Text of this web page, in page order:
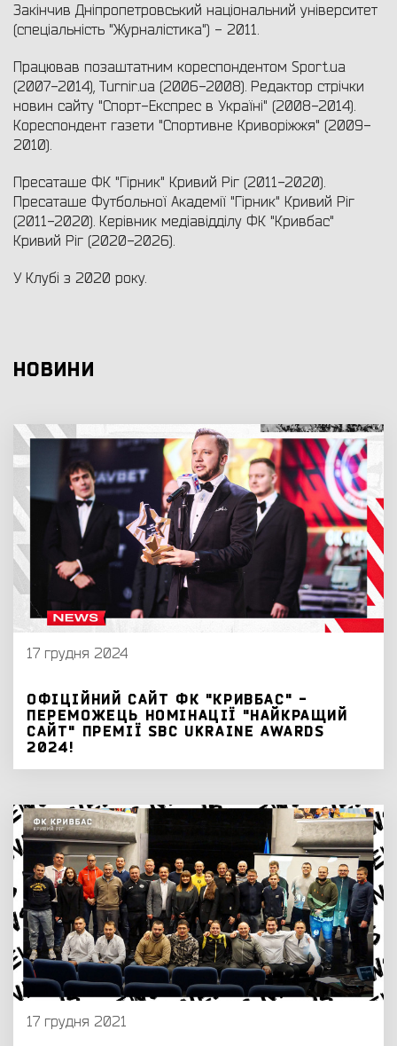
Закінчив Дніпропетровський національний університет
(спеціальність "Журналістика") - 2011.
Працював позаштатним кореспондентом Sport.ua
(2007-2014), Turnir.ua (2006-2008). Редактор стрічки
новин сайту "Спорт-Експрес в Україні" (2008-2014).
Кореспондент газети "Спортивне Криворіжжя" (2009-
2010).
Пресаташе ФК "Гірник" Кривий Ріг (2011-2020).
Пресаташе Футбольної Академії "Гірник" Кривий Ріг
(2011-2020). Керівник медіавідділу ФК "Кривбас"
Кривий Ріг (2020-2026).
У Клубі з 2020 року.
НОВИНИ
17 грудня 2024
ОФІЦІЙНИЙ САЙТ ФК "КРИВБАС" -
ПЕРЕМОЖЕЦЬ НОМІНАЦІЇ "НАЙКРАЩИЙ
САЙТ" ПРЕМІЇ SBC UKRAINE AWARDS
2024!
17 грудня 2021